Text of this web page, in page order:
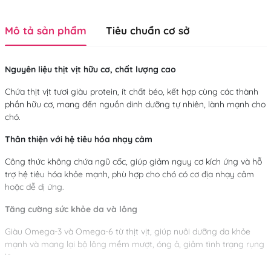
Mô tả sản phẩm Tiêu chuẩn cơ sở
Nguyên liệu thịt vịt hữu cơ, chất lượng cao
Chứa thịt vịt tươi giàu protein, ít chất béo, kết hợp cùng các thành
phần hữu cơ, mang đến nguồn dinh dưỡng tự nhiên, lành mạnh cho
chó.
Thân thiện với hệ tiêu hóa nhạy cảm
Công thức không chứa ngũ cốc, giúp giảm nguy cơ kích ứng và hỗ
trợ hệ tiêu hóa khỏe mạnh, phù hợp cho chó có cơ địa nhạy cảm
hoặc dễ dị ứng.
Tăng cường sức khỏe da và lông
Giàu Omega-3 và Omega-6 từ thịt vịt, giúp nuôi dưỡng da khỏe
mạnh và mang lại bộ lông mềm mượt, óng ả, giảm tình trạng rụng